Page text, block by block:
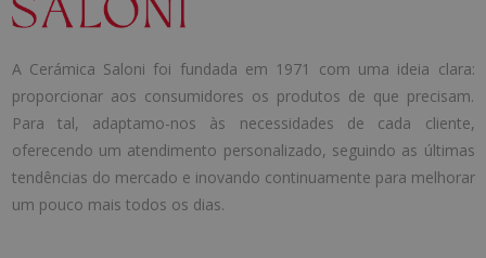
A Cerámica Saloni foi fundada em 1971 com uma ideia clara:
proporcionar aos consumidores os produtos de que precisam.
Para tal, adaptamo-nos às necessidades de cada cliente,
oferecendo um atendimento personalizado, seguindo as últimas
tendências do mercado e inovando continuamente para melhorar
um pouco mais todos os dias.